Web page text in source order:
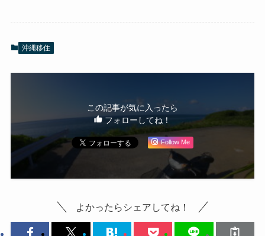
沖縄移住
この記事が気に入ったら
フォローしてね！
Follow Me
よかったらシェアしてね！